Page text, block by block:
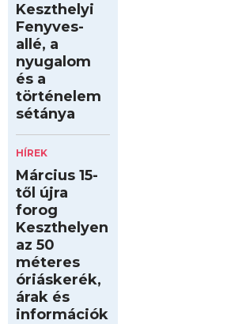
Keszthelyi
Fenyves-
allé, a
nyugalom
és a
történelem
sétánya
HÍREK
Március 15-
től újra
forog
Keszthelyen
az 50
méteres
óriáskerék,
árak és
információk